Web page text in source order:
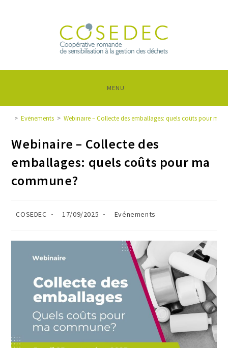
MENU
> Evénements > Webinaire – Collecte des emballages: quels coûts pour ma
Webinaire – Collecte des
emballages: quels coûts pour ma
commune?
COSEDEC 17/09/2025 Evénements